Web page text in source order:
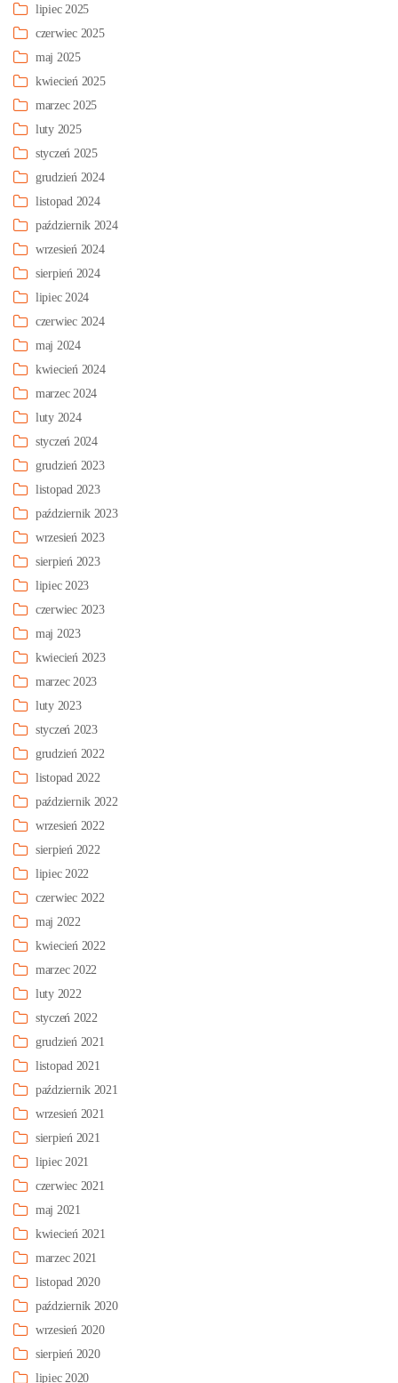
lipiec 2025
czerwiec 2025
maj 2025
kwiecień 2025
marzec 2025
luty 2025
styczeń 2025
grudzień 2024
listopad 2024
październik 2024
wrzesień 2024
sierpień 2024
lipiec 2024
czerwiec 2024
maj 2024
kwiecień 2024
marzec 2024
luty 2024
styczeń 2024
grudzień 2023
listopad 2023
październik 2023
wrzesień 2023
sierpień 2023
lipiec 2023
czerwiec 2023
maj 2023
kwiecień 2023
marzec 2023
luty 2023
styczeń 2023
grudzień 2022
listopad 2022
październik 2022
wrzesień 2022
sierpień 2022
lipiec 2022
czerwiec 2022
maj 2022
kwiecień 2022
marzec 2022
luty 2022
styczeń 2022
grudzień 2021
listopad 2021
październik 2021
wrzesień 2021
sierpień 2021
lipiec 2021
czerwiec 2021
maj 2021
kwiecień 2021
marzec 2021
listopad 2020
październik 2020
wrzesień 2020
sierpień 2020
lipiec 2020